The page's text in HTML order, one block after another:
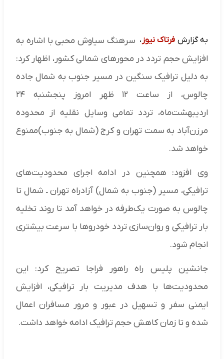
به گزارش فرتاک نیوز ، سرهنگ سیاوش محبی با اشاره به
افزایش حجم تردد در محورهای شمالی کشور، اظهار کرد:
به دلیل ترافیک سنگین در مسیر جنوب به شمال جاده
چالوس، از ساعت ۱۲ ظهر امروز پنجشنبه ۲۴
اردیبهشت‌ماه، تردد تمامی وسایل نقلیه از محدوده
مرزن‌آباد به سمت تهران و کرج (شمال به جنوب)ممنوع
خواهد شد.
وی افزود: همچنین در ادامه اجرای محدودیت‌های
ترافیکی، مسیر (جنوب به شمال) آزادراه تهران ـ شمال تا
چالوس به صورت یک‌طرفه در خواهد آمد تا روند تخلیه
بار ترافیکی و روان‌سازی تردد خودروها با سرعت بیشتری
انجام شود.
جانشین پلیس راه راهور فراجا تصریح کرد: این
محدودیت‌ها با هدف مدیریت بار ترافیکی، افزایش
ایمنی سفر و تسهیل در عبور و مرور مسافران اعمال
شده و تا زمان کاهش حجم ترافیک ادامه خواهد داشت.